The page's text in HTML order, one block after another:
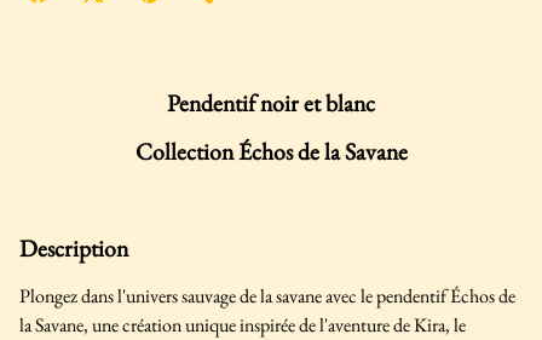
Pendentif noir et blanc
Collection Échos de la Savane
Description
Plongez dans l'univers sauvage de la savane avec le pendentif Échos de
la Savane, une création unique inspirée de l'aventure de Kira, le